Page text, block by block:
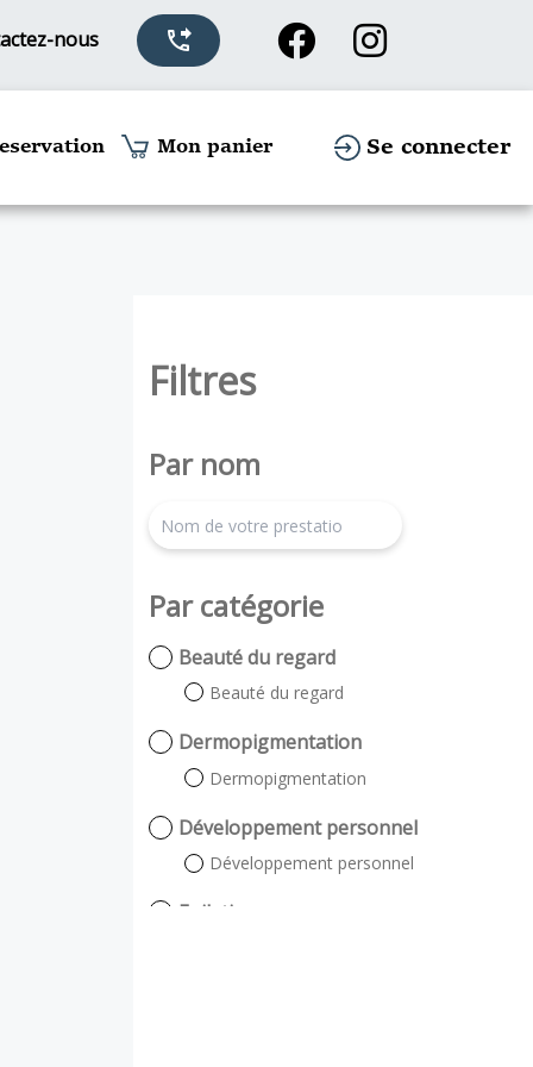
nous phone_forwarded
Mon panier Se connecter
Filtres
Par nom
Par catégorie
Beauté du regard
Beauté du regard
Dermopigmentation
Dermopigmentation
Développement personnel
Développement personnel
Epilation